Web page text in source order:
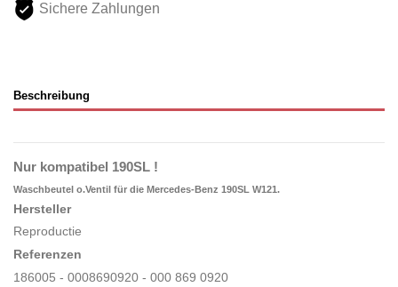
Sichere Zahlungen
Beschreibung
Nur kompatibel 190SL !
Waschbeutel o.Ventil für die Mercedes-Benz 190SL W121.
Hersteller
Reproductie
Referenzen
186005 - 0008690920 - 000 869 0920